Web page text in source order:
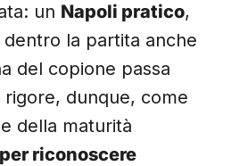
un Napoli pratico,
la partita anche
del copione passa
rigore, dunque, come
della maturità
riconoscere